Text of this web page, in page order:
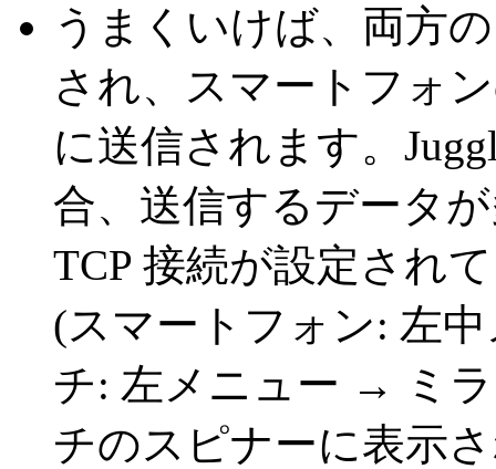
うまくいけば、両方
され、スマートフォ
に送信されます。
合、送信するデータ
TCP 接続が設定され
(スマートフォン: 左
チ: 左メニュー → ミ
チのスピナーに表示